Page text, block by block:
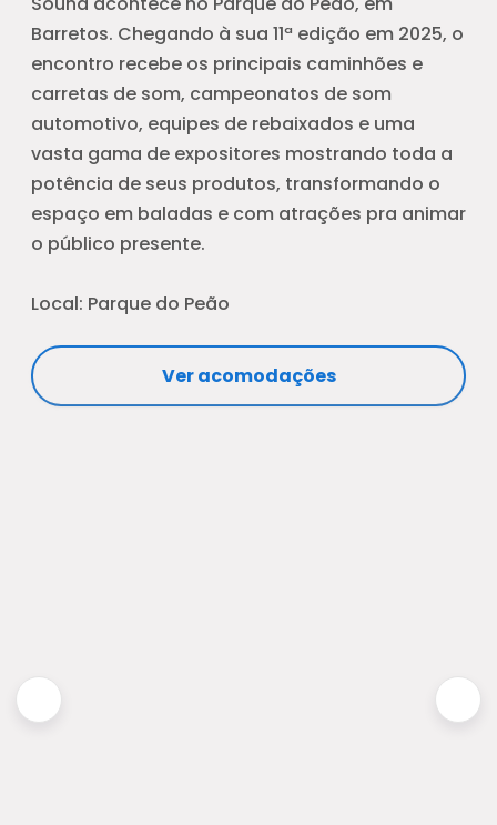
Barretos. Chegando à sua 11ª edição em 2025, o
encontro recebe os principais caminhões e
carretas de som, campeonatos de som
automotivo, equipes de rebaixados e uma
vasta gama de expositores mostrando toda a
potência de seus produtos, transformando o
espaço em baladas e com atrações pra animar
o público presente.
Local: Parque do Peão
Ver acomodações